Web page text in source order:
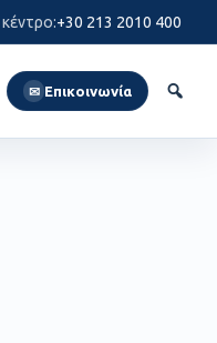
:+30 213 2010 400
✉ Επικοινωνία